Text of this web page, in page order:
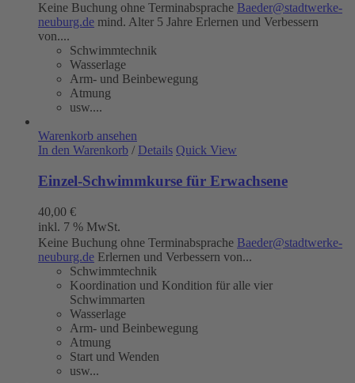
Keine Buchung ohne Terminabsprache Baeder@stadtwerke-
neuburg.de mind. Alter 5 Jahre Erlernen und Verbessern
von....
Schwimmtechnik
Wasserlage
Arm- und Beinbewegung
Atmung
usw....
Warenkorb ansehen
In den Warenkorb / Details Quick View
Einzel-Schwimmkurse für Erwachsene
40,00 €
inkl. 7 % MwSt.
Keine Buchung ohne Terminabsprache Baeder@stadtwerke-
neuburg.de Erlernen und Verbessern von...
Schwimmtechnik
Koordination und Kondition für alle vier
Schwimmarten
Wasserlage
Arm- und Beinbewegung
Atmung
Start und Wenden
usw...